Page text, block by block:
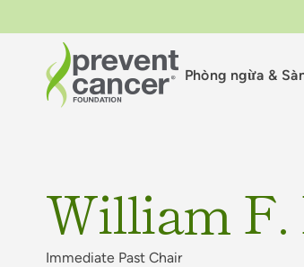
Phòng ngừa &
William
Immediate Past Chair